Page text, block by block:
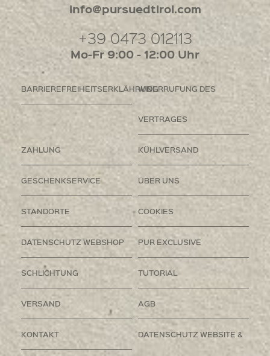
info@pursuedtirol.com
+39 0473 012113
Mo-Fr 9:00 - 12:00 Uhr
BARRIEREFREIHEITSERKLÄHRUNGWIDERRUFUNG DES
VERTRAGES
ZAHLUNG KÜHLVERSAND
GESCHENKSERVICE ÜBER UNS
STANDORTE COOKIES
DATENSCHUTZ WEBSHOP PUR EXCLUSIVE
SCHLICHTUNG TUTORIAL
VERSAND AGB
KONTAKT DATENSCHUTZ WEBSITE &